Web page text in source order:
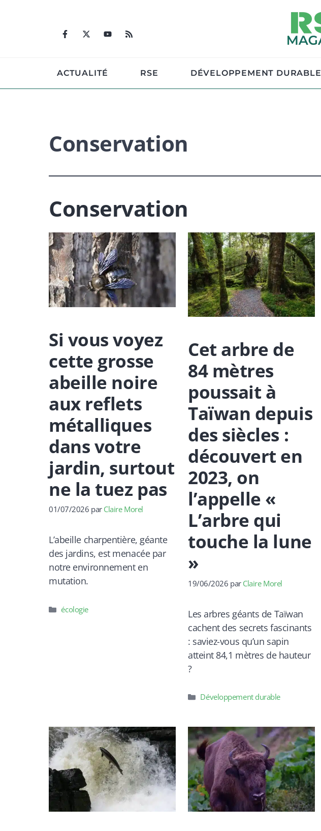
ACTUALITÉ RSE DÉVELOPPEMENT DURABLE
Conservation
Conservation
Si vous voyez
cette grosse
abeille noire
aux reflets
métalliques
dans votre
jardin, surtout
ne la tuez pas
01/07/2026 par Claire Morel
L’abeille charpentière, géante
des jardins, est menacée par
notre environnement en
mutation.
Catégories
écologie
Cet arbre de
84 mètres
poussait à
Taïwan depuis
des siècles :
découvert en
2023, on
l’appelle «
L’arbre qui
touche la lune
»
19/06/2026 par Claire Morel
Les arbres géants de Taïwan
cachent des secrets fascinants
: saviez-vous qu’un sapin
atteint 84,1 mètres de hauteur
?
Catégories
Développement durable